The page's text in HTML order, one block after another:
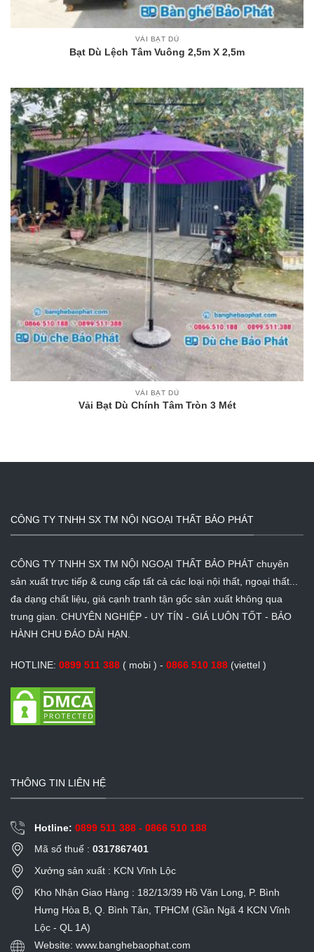
VẢI BẠT DÙ
Bạt Dù Lệch Tâm Vuông 2,5m X 2,5m
VẢI BẠT DÙ
Vải Bạt Dù Chính Tâm Tròn 3 Mét
CÔNG TY TNHH SX TM NỘI NGOẠI THẤT BẢO PHÁT
CÔNG TY TNHH SX TM NỘI NGOẠI THẤT BẢO PHÁT chuyên
sản xuất trực tiếp & cung cấp tất cả các loại nội thất, ngoại thất...
đa dạng chất liệu, giá cạnh tranh tận gốc sản xuất không qua
trung gian. CHUYÊN NGHIỆP - UY TÍN - GIÁ LUÔN TỐT - BẢO
HÀNH CHU ĐÁO DÀI HẠN.
HOTLINE: 0899 511 388 ( mobi ) - 0866 510 188 (viettel )
THÔNG TIN LIÊN HỆ
Hotline:0899 511 388 - 0866 510 188
Mã số thuế :0317867401
Xưởng sản xuất : KCN Vĩnh Lộc
Kho Nhận Giao Hàng : 182/13/39 Hồ Văn Long, P. Bình
Hưng Hòa B, Q. Bình Tân, TPHCM (Gần Ngã 4 KCN Vĩnh
Lộc - QL 1A)
Website: www.banghebaophat.com